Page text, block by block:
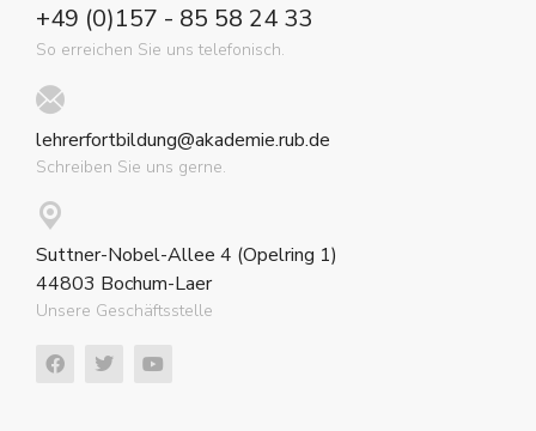
+49 (0)157 - 85 58 24 33
So erreichen Sie uns telefonisch.
lehrerfortbildung@akademie.rub.de
Schreiben Sie uns gerne.
Suttner-Nobel-Allee 4 (Opelring 1)
44803 Bochum-Laer
Unsere Geschäftsstelle